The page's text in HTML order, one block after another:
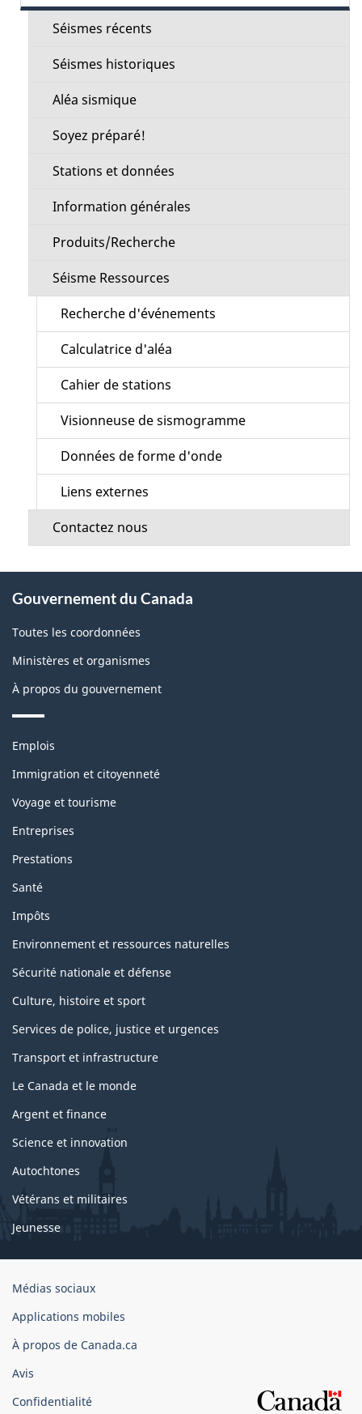
Séismes récents
Séismes historiques
Aléa sismique
Soyez préparé!
Stations et données
Information générales
Produits/Recherche
Séisme Ressources
Recherche d'événements
Calculatrice d'aléa
Cahier de stations
Visionneuse de sismogramme
Données de forme d'onde
Liens externes
Contactez nous
propos
de
ce
Gouvernement du Canada
Toutes les coordonnées
Ministères et organismes
À propos du gouvernement
Thèmes
sujets
Emplois
Immigration et citoyenneté
Voyage et tourisme
Entreprises
Prestations
Santé
Impôts
Environnement et ressources naturelles
Sécurité nationale et défense
Culture, histoire et sport
Services de police, justice et urgences
Transport et infrastructure
Le Canada et le monde
Argent et finance
Science et innovation
Autochtones
Vétérans et militaires
Jeunesse
Organisation
gouvernement
du
Canada
Médias sociaux
Applications mobiles
À propos de Canada.ca
Avis
Confidentialité